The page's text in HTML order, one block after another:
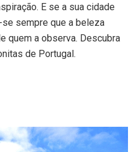
E se a sua cidade
sempre que a beleza
quem a observa. Descubra
de Portugal.